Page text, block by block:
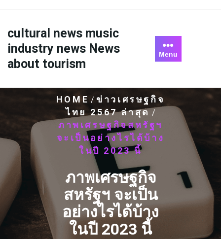
content
cultural news music
industry news News
about tourism
Menu
HOME /ข่าวเศรษฐกิจ
ไทย 2567 ล่าสุด /
ภาพเศรษฐกิจสหรัฐฯ
จะเป็นอย่างไรได้บ้าง
ในปี 2023 นี้
ภาพเศรษฐกิจ
สหรัฐฯ จะเป็น
อย่างไรได้บ้าง
ในปี 2023 นี้